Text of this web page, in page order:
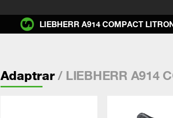
Adaptrar/ LIEBHERR A914
LIEBHERR A914 COMPACT